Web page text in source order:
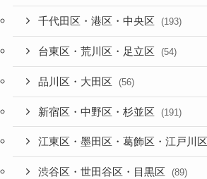
千代田区・港区・中央区 (193)
台東区・荒川区・足立区 (54)
品川区・大田区 (56)
新宿区・中野区・杉並区 (191)
江東区・墨田区・葛飾区・江戸川区
渋谷区・世田谷区・目黒区 (89)